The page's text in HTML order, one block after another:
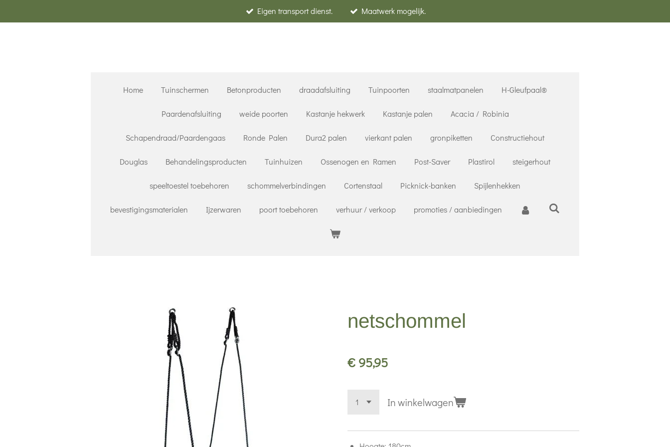
direct
Eigen transport dienst. Maatwerk mogelijk.
Home Tuinschermen Betonproducten draadafsluiting Tuinpoorten staalmatpanelen H-Gleufpaal®
Paardenafsluiting weide poorten Kastanje hekwerk Kastanje palen Acacia / Robinia
Schapendraad/Paardengaas Ronde Palen Dura2 palen vierkant palen gronpiketten Constructiehout
Douglas Behandelingsproducten Tuinhuizen Ossenogen en Ramen Post-Saver Plastirol steigerhout
speeltoestel toebehoren schommelverbindingen Cortenstaal Picknick-banken Spijlenhekken
bevestigingsmaterialen Ijzerwaren poort toebehoren verhuur / verkoop promoties / aanbiedingen
netschommel
€ 95,95
In winkelwagen